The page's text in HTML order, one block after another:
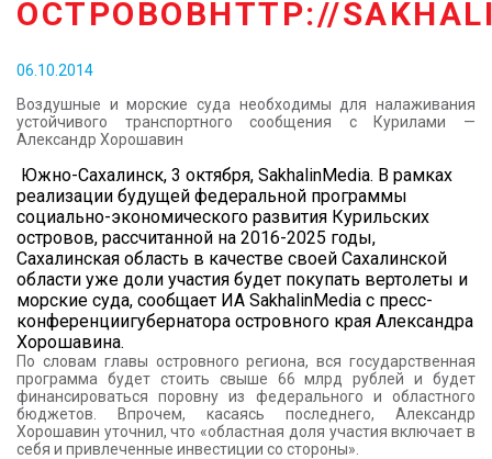
КОНТАКТЫ
ОСТРОВОВHTTP://
06.10.2014
Воздушные и морские суда необходимы для налаживания
устойчивого транспортного сообщения с Курилами —
Александр Хорошавин
Южно-Сахалинск, 3 октября, SakhalinMedia. В рамках
реализации будущей федеральной программы
социально-экономического развития Курильских
островов, рассчитанной на 2016-2025 годы,
Сахалинская область в качестве своей Сахалинской
области уже доли участия будет покупать вертолеты и
морские суда, сообщает ИА SakhalinMedia с пресс-
конференциигубернатора островного края Александра
Хорошавина.
По словам главы островного региона, вся государственная
программа будет стоить свыше 66 млрд рублей и будет
финансироваться поровну из федерального и областного
бюджетов. Впрочем, касаясь последнего, Александр
Хорошавин уточнил, что «областная доля участия включает в
себя и привлеченные инвестиции со стороны».